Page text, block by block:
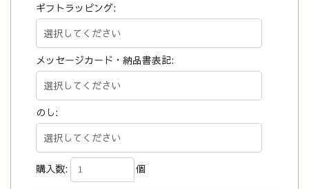
ギフトラッピング:
メッセージカード・納品書表記:
のし:
購入数: 個